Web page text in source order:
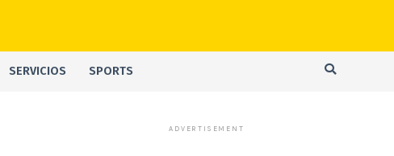
SERVICIOS SPORTS
ADVERTISEMENT